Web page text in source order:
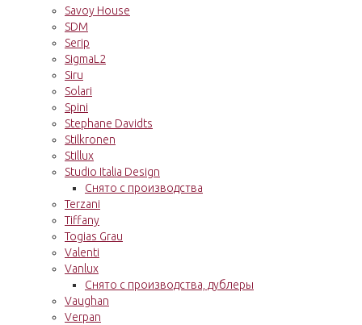
Savoy House
SDM
Serip
SigmaL2
Siru
Solari
Spini
Stephane Davidts
Stilkronen
Stillux
Studio Italia Design
Снято с производства
Terzani
Tiffany
Togias Grau
Valenti
Vanlux
Снято с производства, дублеры
Vaughan
Verpan